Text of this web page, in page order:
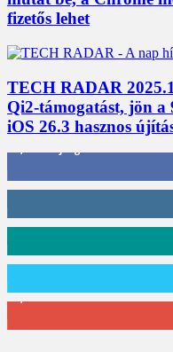
fizetős lehet
TECH RADAR
Qi2-támogatást, jön a
iOS 26.3 hasznos